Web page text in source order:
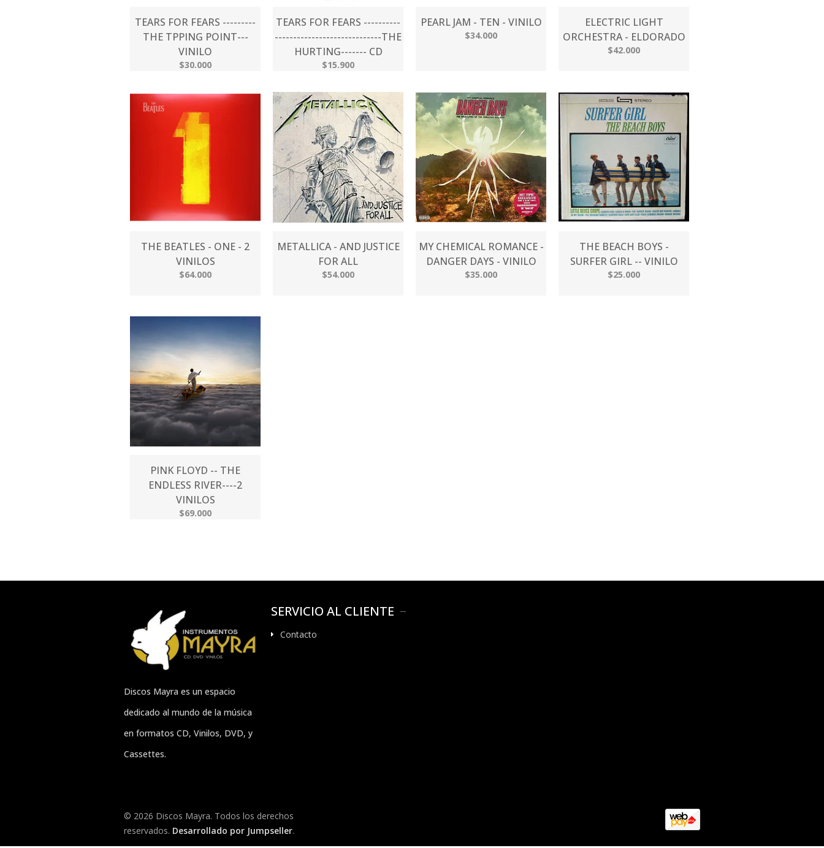
TEARS FOR FEARS ---------
THE TPPING POINT---
VINILO
$30.000
TEARS FOR FEARS ----------
-----------------------------THE
HURTING------- CD
$15.900
PEARL JAM - TEN - VINILO
$34.000
ELECTRIC LIGHT
ORCHESTRA - ELDORADO
$42.000
THE BEATLES - ONE - 2
VINILOS
$64.000
METALLICA - AND JUSTICE
FOR ALL
$54.000
MY CHEMICAL ROMANCE -
DANGER DAYS - VINILO
$35.000
THE BEACH BOYS -
SURFER GIRL -- VINILO
$25.000
PINK FLOYD -- THE
ENDLESS RIVER----2
VINILOS
$69.000
Discos Mayra es un espacio
dedicado al mundo de la música
en formatos CD, Vinilos, DVD, y
Cassettes.
SERVICIO AL CLIENTE
Contacto
© 2026 Discos Mayra. Todos los derechos
reservados. Desarrollado por Jumpseller.